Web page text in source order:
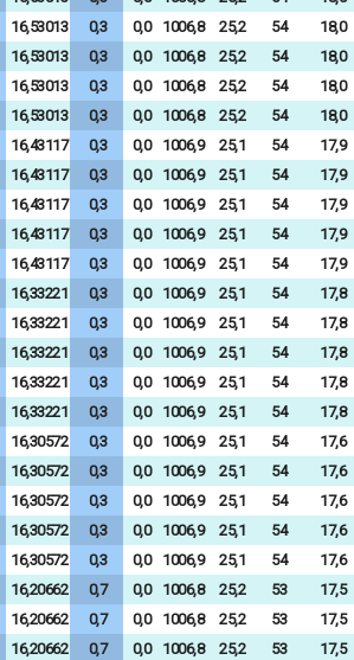
16,53013 0,3 0,0 1006,8 25,2 54
18,0
16,53013 0,3 0,0 1006,8 25,2 54
18,0
16,53013 0,3 0,0 1006,8 25,2 54
18,0
16,53013 0,3 0,0 1006,8 25,2 54
18,0
16,43117 0,3 0,0 1006,9 25,1 54
17,9
16,43117 0,3 0,0 1006,9 25,1 54
17,9
16,43117 0,3 0,0 1006,9 25,1 54
17,9
16,43117 0,3 0,0 1006,9 25,1 54
17,9
16,43117 0,3 0,0 1006,9 25,1 54
17,9
16,33221 0,3 0,0 1006,9 25,1 54
17,8
16,33221 0,3 0,0 1006,9 25,1 54
17,8
16,33221 0,3 0,0 1006,9 25,1 54
17,8
16,33221 0,3 0,0 1006,9 25,1 54
17,8
16,33221 0,3 0,0 1006,9 25,1 54
17,8
16,30572 0,3 0,0 1006,9 25,1 54
17,6
16,30572 0,3 0,0 1006,9 25,1 54
17,6
16,30572 0,3 0,0 1006,9 25,1 54
17,6
16,30572 0,3 0,0 1006,9 25,1 54
17,6
16,30572 0,3 0,0 1006,9 25,1 54
17,6
16,20662 0,7 0,0 1006,8 25,2 53
17,5
16,20662 0,7 0,0 1006,8 25,2 53
17,5
16,20662 0,7 0,0 1006,8 25,2 53
17,5